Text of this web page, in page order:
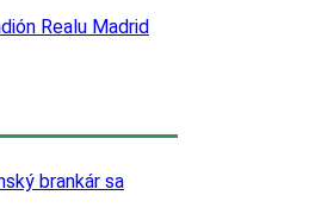
Realu Madrid
brankár sa